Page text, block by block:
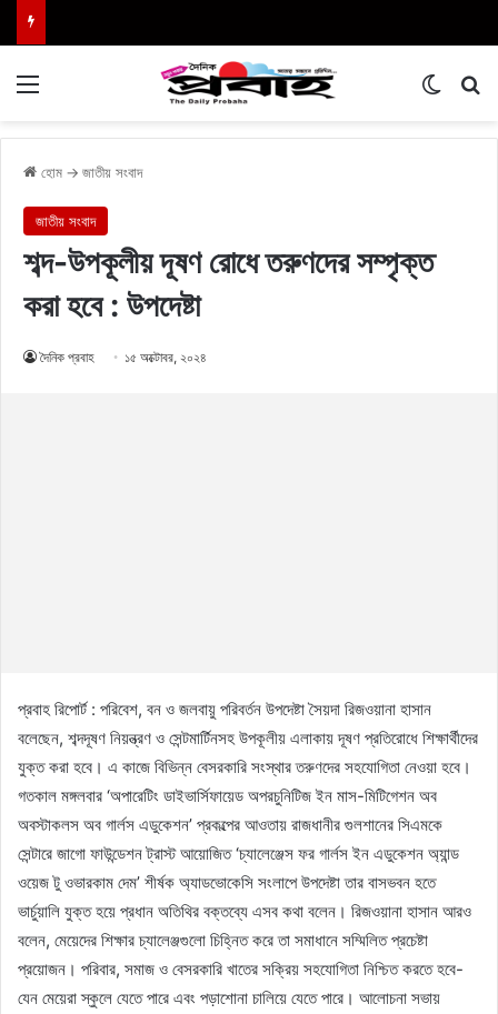
হোম → জাতীয় সংবাদ
জাতীয় সংবাদ
শব্দ-উপকূলীয় দূষণ রোধে তরুণদের সম্পৃক্ত
করা হবে : উপদেষ্টা
দৈনিক প্রবাহ ১৫ অক্টোবর, ২০২৪
প্রবাহ রিপোর্ট : পরিবেশ, বন ও জলবায়ু পরিবর্তন উপদেষ্টা সৈয়দা রিজওয়ানা হাসান
বলেছেন, শব্দদূষণ নিয়ন্ত্রণ ও সেন্টমার্টিনসহ উপকূলীয় এলাকায় দূষণ প্রতিরোধে শিক্ষার্থীদের
যুক্ত করা হবে। এ কাজে বিভিন্ন বেসরকারি সংস্থার তরুণদের সহযোগিতা নেওয়া হবে।
গতকাল মঙ্গলবার ‘অপারেটিং ডাইভার্সিফায়েড অপরচুনিটিজ ইন মাস-মিটিগেশন অব
অবস্টাকলস অব গার্লস এডুকেশন’ প্রকল্পের আওতায় রাজধানীর গুলশানের সিএমকে
সেন্টারে জাগো ফাউন্ডেশন ট্রাস্ট আয়োজিত ‘চ্যালেঞ্জেস ফর গার্লস ইন এডুকেশন অ্যান্ড
ওয়েজ টু ওভারকাম দেম’ শীর্ষক অ্যাডভোকেসি সংলাপে উপদেষ্টা তার বাসভবন হতে
ভার্চুয়ালি যুক্ত হয়ে প্রধান অতিথির বক্তব্যে এসব কথা বলেন। রিজওয়ানা হাসান আরও
বলেন, মেয়েদের শিক্ষার চ্যালেঞ্জগুলো চিহ্নিত করে তা সমাধানে সম্মিলিত প্রচেষ্টা
প্রয়োজন। পরিবার, সমাজ ও বেসরকারি খাতের সক্রিয় সহযোগিতা নিশ্চিত করতে হবে-
যেন মেয়েরা স্কুলে যেতে পারে এবং পড়াশোনা চালিয়ে যেতে পারে। আলোচনা সভায়